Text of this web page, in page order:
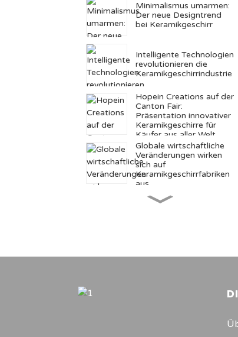
Minimalismus umarmen:
Der neue Designtrend
bei Keramikgeschirr
Intelligente Technologien
revolutionieren die
Keramikgeschirrindustrie
Hopein Creations auf der
Canton Fair:
Präsentation innovativer
Keramikgeschirre für
Käufer aus aller Welt
Globale wirtschaftliche
Veränderungen wirken
sich auf
Keramikgeschirrfabriken
aus
Gesundheitsbewusstes